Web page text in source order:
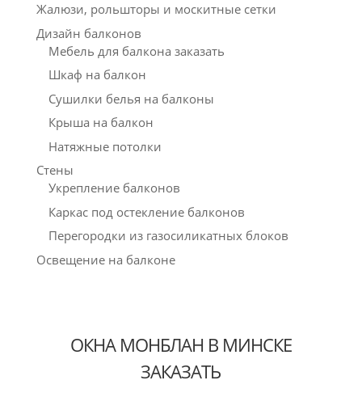
Жалюзи, рольшторы и москитные сетки
Дизайн балконов
Мебель для балкона заказать
Шкаф на балкон
Сушилки белья на балконы
Крыша на балкон
Натяжные потолки
Стены
Укрепление балконов
Каркас под остекление балконов
Перегородки из газосиликатных блоков
Освещение на балконе
ОКНА МОНБЛАН В МИНСКЕ
ЗАКАЗАТЬ